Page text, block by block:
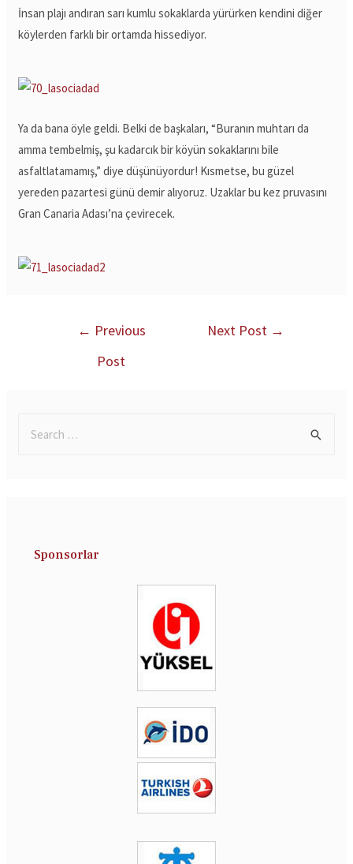
İnsan plajı andıran sarı kumlu sokaklarda yürürken kendini diğer
köylerden farklı bir ortamda hissediyor.
Ya da bana öyle geldi. Belki de başkaları, “Buranın muhtarı da
amma tembelmiş, şu kadarcık bir köyün sokaklarını bile
asfaltlatamamış,” diye düşünüyordur! Kısmetse, bu güzel
yereden pazartesi günü demir alıyoruz. Uzaklar bu kez pruvasını
Gran Canaria Adası’na çevirecek.
← Previous
Post
Next Post →
Sponsorlar